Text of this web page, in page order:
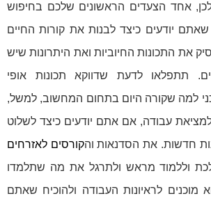
אחד הצעדים הראשונים שלכם בחיפוש
יודעים כיצד לבנות את קורות החיים
את התכונות החיוביות ואת היתרונות שיש
תתפלאו לדעת שדווקא תכונות אופי
למה שקורה היום בתחום המחשוב, למשל,
עבודה, אם אתם יודעים כיצד לשלוט
חדשות. את הסדנאות והקורסים לאזרחים
וללמוד מראש ולתרגל את מה שתלמדו
מוכנים לראיונות העבודה ולהוכיח שאתם